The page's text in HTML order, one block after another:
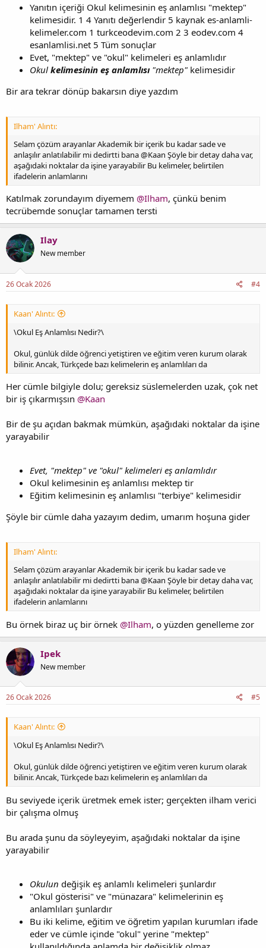
Yanıtın içeriği Okul kelimesinin eş anlamlısı "mektep"
kelimesidir. 1 4 Yanıtı değerlendir 5 kaynak es-anlamli-
kelimeler.com 1 turkceodevim.com 2 3 eodev.com 4
esanlamlisi.net 5 Tüm sonuçlar
Evet, "mektep" ve "okul" kelimeleri eş anlamlıdır
Okul kelimesinin eş anlamlısı "mektep" kelimesidir
Bir ara tekrar dönüp bakarsın diye yazdım
Ilham' Alıntı:
Selam çözüm arayanlar Akademik bir içerik bu kadar sade ve
anlaşılır anlatılabilir mi dedirtti bana @Kaan Şöyle bir detay daha var,
aşağıdaki noktalar da işine yarayabilir Bu kelimeler, belirtilen
ifadelerin anlamlarını
Katılmak zorundayım diyemem @Ilham, çünkü benim
tecrübemde sonuçlar tamamen tersti
Ilay
New member
26 Ocak 2026 #4
Kaan' Alıntı:
\Okul Eş Anlamlısı Nedir?\
Okul, günlük dilde öğrenci yetiştiren ve eğitim veren kurum olarak
bilinir. Ancak, Türkçede bazı kelimelerin eş anlamlıları da
Her cümle bilgiyle dolu; gereksiz süslemelerden uzak, çok net
bir iş çıkarmışsın @Kaan
Bir de şu açıdan bakmak mümkün, aşağıdaki noktalar da işine
yarayabilir
Evet, "mektep" ve "okul" kelimeleri eş anlamlıdır
Okul kelimesinin eş anlamlısı mektep tir
Eğitim kelimesinin eş anlamlısı "terbiye" kelimesidir
Şöyle bir cümle daha yazayım dedim, umarım hoşuna gider
Ilham' Alıntı:
Selam çözüm arayanlar Akademik bir içerik bu kadar sade ve
anlaşılır anlatılabilir mi dedirtti bana @Kaan Şöyle bir detay daha var,
aşağıdaki noktalar da işine yarayabilir Bu kelimeler, belirtilen
ifadelerin anlamlarını
Bu örnek biraz uç bir örnek @Ilham, o yüzden genelleme zor
Ipek
New member
26 Ocak 2026 #5
Kaan' Alıntı:
\Okul Eş Anlamlısı Nedir?\
Okul, günlük dilde öğrenci yetiştiren ve eğitim veren kurum olarak
bilinir. Ancak, Türkçede bazı kelimelerin eş anlamlıları da
Bu seviyede içerik üretmek emek ister; gerçekten ilham verici
bir çalışma olmuş
Bu arada şunu da söyleyeyim, aşağıdaki noktalar da işine
yarayabilir
Okulun değişik eş anlamlı kelimeleri şunlardır
"Okul gösterisi" ve "münazara" kelimelerinin eş
anlamlıları şunlardır
Bu iki kelime, eğitim ve öğretim yapılan kurumları ifade
eder ve cümle içinde "okul" yerine "mektep"